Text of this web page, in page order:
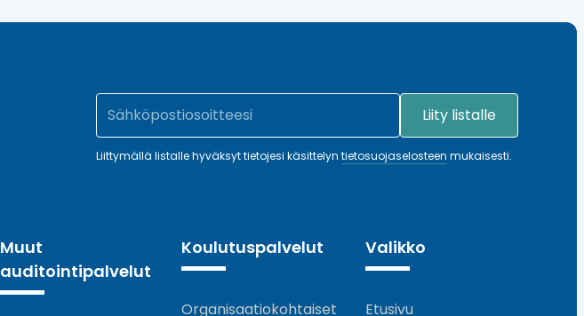
Liittymällä listalle hyväksyt tietojesi käsittelyn tietosuojaselosteen mukaisesti.
Muut
auditointipalvelut
Koulutuspalvelut
Organisaatiokohtaiset
Valikko
Etusivu